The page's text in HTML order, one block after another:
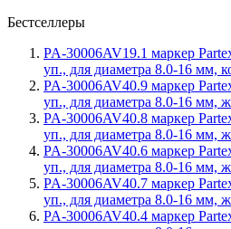
Бестселлеры
PA-30006AV19.1 маркер
уп., для диаметра 8.0-16 мм,
PA-30006AV40.9 маркер
уп., для диаметра 8.0-16 мм,
PA-30006AV40.8 маркер
уп., для диаметра 8.0-16 мм,
PA-30006AV40.6 маркер
уп., для диаметра 8.0-16 мм,
PA-30006AV40.7 маркер
уп., для диаметра 8.0-16 мм,
PA-30006AV40.4 маркер